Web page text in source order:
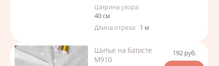
Ширина узора:
40см
Длина отреза: 1 м
Шитье на батисте
М910
Цена
192 руб.